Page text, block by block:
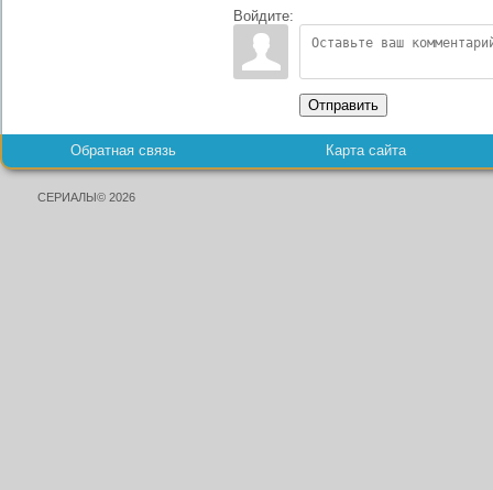
Войдите:
Отправить
Обратная связь Карта сайта
СЕРИАЛЫ© 2026